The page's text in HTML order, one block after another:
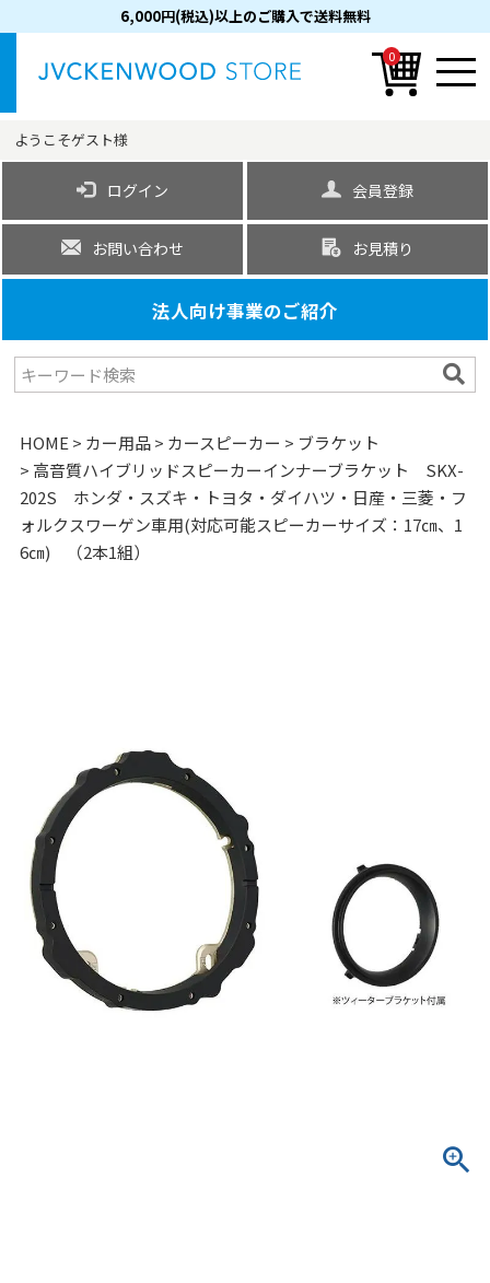
6,000円(税込)以上のご購入で送料無料
0
ようこそゲスト様
ログイン 会員登録
お問い合わせ お見積り
法人向け事業のご紹介
HOME カー用品 カースピーカー
ブラケット
高音質ハイブリッドスピーカーインナーブラケット SKX-
202S ホンダ・スズキ・トヨタ・ダイハツ・日産・三菱・フ
ォルクスワーゲン車用(対応可能スピーカーサイズ：17㎝、1
6㎝) （2本1組）